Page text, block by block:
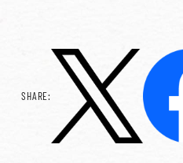
SHARE: